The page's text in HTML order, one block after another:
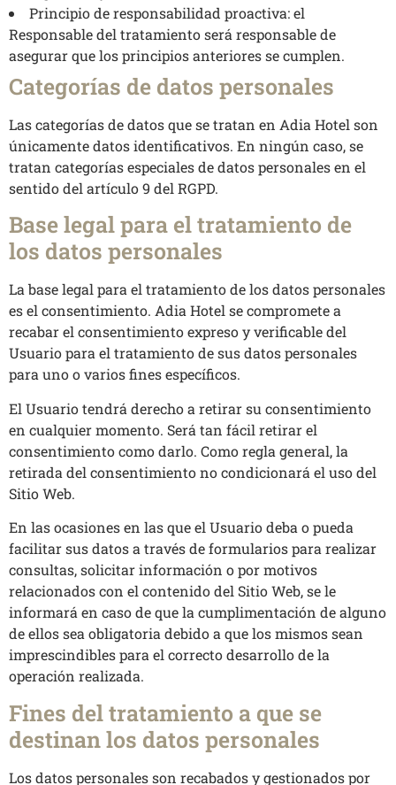
Principio de responsabilidad proactiva: el
Responsable del tratamiento será responsable de
asegurar que los principios anteriores se cumplen.
Categorías de datos personales
Las categorías de datos que se tratan en Adia Hotel son
únicamente datos identificativos. En ningún caso, se
tratan categorías especiales de datos personales en el
sentido del artículo 9 del RGPD.
Base legal para el tratamiento de
los datos personales
La base legal para el tratamiento de los datos personales
es el consentimiento. Adia Hotel se compromete a
recabar el consentimiento expreso y verificable del
Usuario para el tratamiento de sus datos personales
para uno o varios fines específicos.
El Usuario tendrá derecho a retirar su consentimiento
en cualquier momento. Será tan fácil retirar el
consentimiento como darlo. Como regla general, la
retirada del consentimiento no condicionará el uso del
Sitio Web.
En las ocasiones en las que el Usuario deba o pueda
facilitar sus datos a través de formularios para realizar
consultas, solicitar información o por motivos
relacionados con el contenido del Sitio Web, se le
informará en caso de que la cumplimentación de alguno
de ellos sea obligatoria debido a que los mismos sean
imprescindibles para el correcto desarrollo de la
operación realizada.
Fines del tratamiento a que se
destinan los datos personales
Los datos personales son recabados y gestionados por